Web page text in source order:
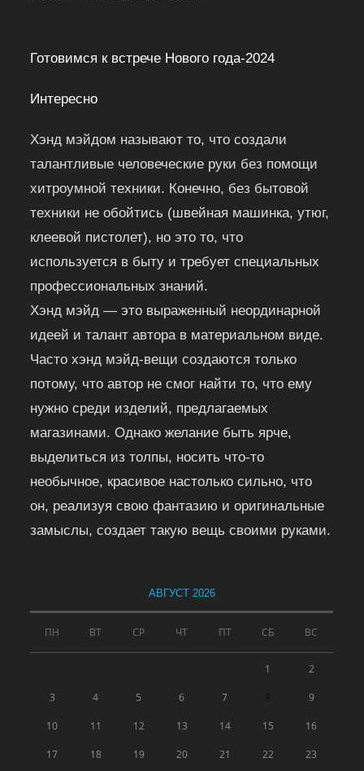
Готовимся к встрече Нового года-2024
Интересно
Хэнд мэйдом называют то, что создали
талантливые человеческие руки без помощи
хитроумной техники. Конечно, без бытовой
техники не обойтись (швейная машинка, утюг,
клеевой пистолет), но это то, что
используется в быту и требует специальных
профессиональных знаний.
Хэнд мэйд — это выраженный неординарной
идеей и талант автора в материальном виде.
Часто хэнд мэйд-вещи создаются только
потому, что автор не смог найти то, что ему
нужно среди изделий, предлагаемых
магазинами. Однако желание быть ярче,
выделиться из толпы, носить что-то
необычное, красивое настолько сильно, что
он, реализуя свою фантазию и оригинальные
замыслы, создает такую вещь своими руками.
АВГУСТ 2026
ПН ВТ СР ЧТ ПТ СБ ВС
1 2
3 4 5 6 7 9
10 11 12 13 14 15 16
17 18 19 20 21 22 23